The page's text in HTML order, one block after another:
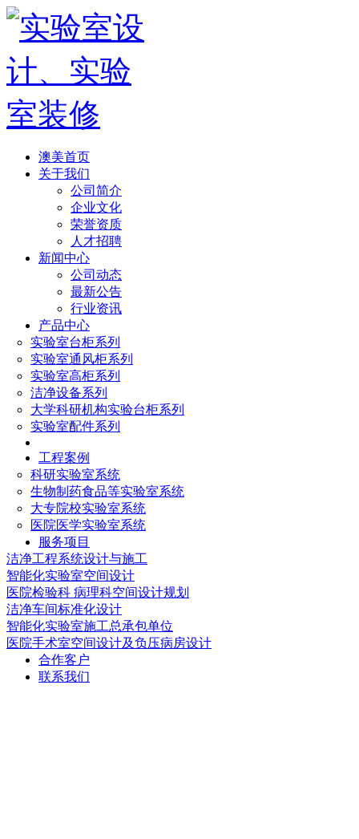
澳美首页
关于我们
公司简介
企业文化
荣誉资质
人才招聘
新闻中心
公司动态
最新公告
行业资讯
产品中心
实验室台柜系列
实验室通风柜系列
实验室高柜系列
洁净设备系列
大学科研机构实验台柜系列
实验室配件系列
工程案例
科研实验室系统
生物制药食品等实验室系统
大专院校实验室系统
医院医学实验室系统
服务项目
洁净工程系统设计与施工
智能化实验室空间设计
医院检验科 病理科空间设计规划
洁净车间标准化设计
智能化实验室施工总承包单位
医院手术室空间设计及负压病房设计
合作客户
联系我们